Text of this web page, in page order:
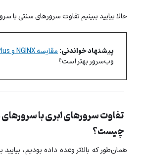
حالا بیایید ببینیم تفاوت سرورهای سنتی با
پیشنهاد خواندنی:مقایسه NGINX و NGINX Plus
وب‌سرور بهتر است؟
تفاوت سرورهای ابری با
چیست؟
همان‌طور که بالاتر وعده داده بودیم، بیایید